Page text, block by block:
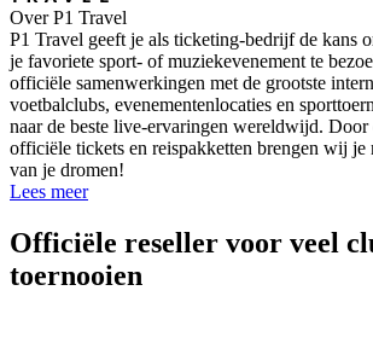
Over P1 Travel
P1 Travel geeft je als ticketing-bedrijf de kans
je favoriete sport- of muziekevenement te
officiële samenwerkingen met de grootste
voetbalclubs, evenementenlocaties en
naar de beste live-ervaringen wereldwijd. Door
officiële tickets en reispakketten brengen wij je
van je dromen!
Lees meer
Officiële reseller voor veel
toernooien